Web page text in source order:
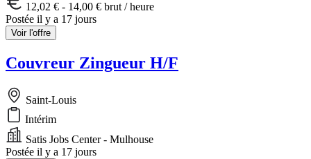
12,02 € - 14,00 € brut / heure
Postée il y a 17 jours
Voir l'offre
Couvreur Zingueur H/F
Saint-Louis
Intérim
Satis Jobs Center - Mulhouse
Postée il y a 17 jours